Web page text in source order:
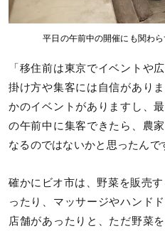
平日の午前中の開催にも関わ
「移住前は東京でイベントや
掛け方や集客には自信があり
かのイベントがありますし、
の午前中に集客できたら、農
なるのではないかと思ったんで
確かにビオ市は、野菜を販売
ったり、マッサージやハンド
店舗があったりと、ただ野菜